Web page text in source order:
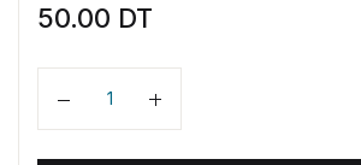
50.00 DT
Quantité